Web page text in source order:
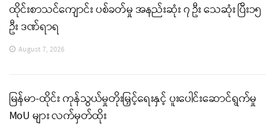
ထိုင်းစာသင်ကျောင်း ပစ်ခတ်မှု အနည်းဆုံး ၇ ဦး သေဆုံး ပြီး၁၅
ဦး ဒဏ်ရာရ
August 7, 2026
မြန်မာ-ထိုင်း ကုန်သွယ်မှုတိုးမြှင့်ရေးနှင့် ပူးပေါင်းဆောင်ရွက်မှု
MoU များ လက်မှတ်ထိုး